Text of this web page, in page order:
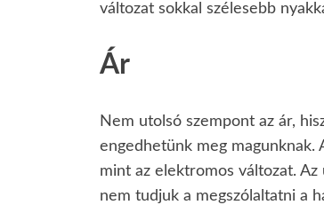
változat sokkal szélesebb
Ár
Nem utolsó szempont az ár,
engedhetünk meg magunknak.
mint az elektromos változat. Az
nem tudjuk a megszólaltatni a